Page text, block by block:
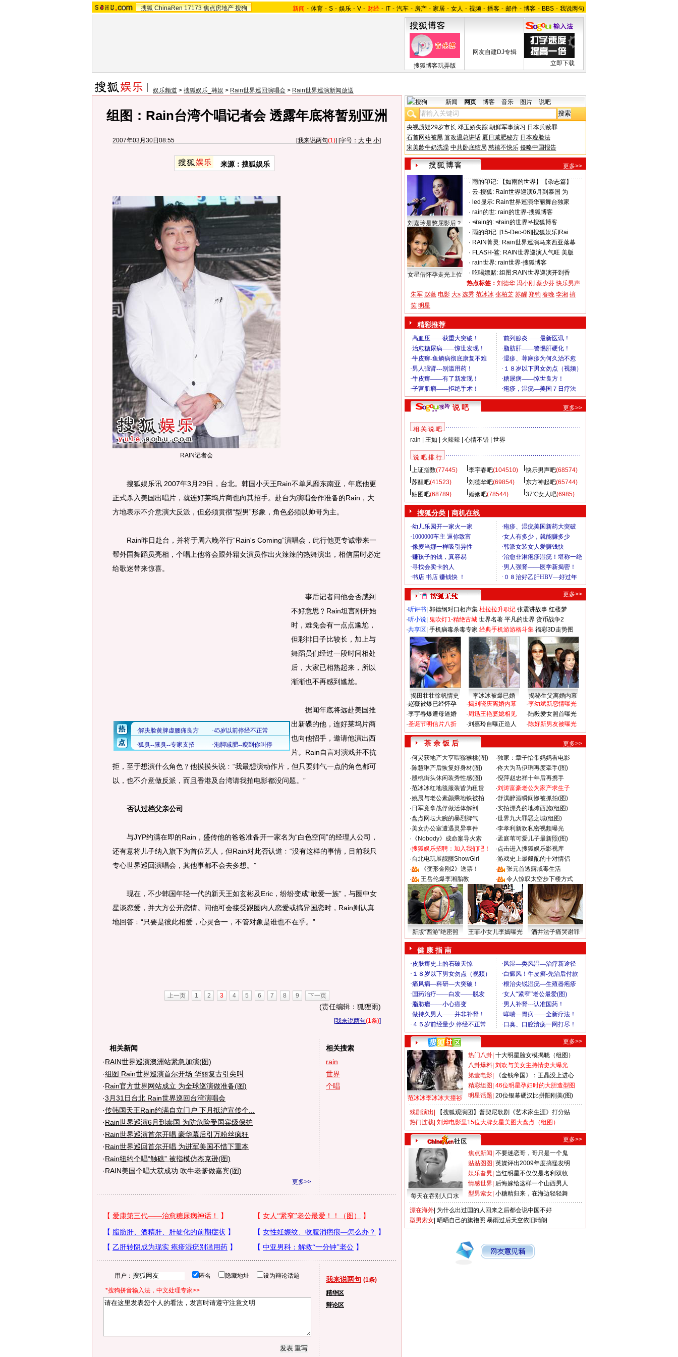
搜狐 ChinaRen 17173 焦点房地产 搜狗 新闻 - 体育 - S - 娱乐 - V - 财经 - IT - 汽车 - 房产 - 家居 - 女人 - 视频 - 播客 - 邮件 - 博客 - BBS - 我说两句
搜狐博客玩弄版
网友自建DJ专辑
立即下载
娱乐频道 > 搜狐娱乐_韩娱 > Rain世界巡回演唱会 > Rain世界巡演新闻放送
组图：Rain台湾个唱记者会 透露年底将暂别亚洲
2007年03月30日08:55 [我来说两句(1)] [字号： 大 中 小]
来源：搜狐娱乐
RAIN记者会
搜狐娱乐讯 2007年3月29日，台北。韩国小天王Rain不单风靡东南亚，年底他更
正式杀入美国出唱片，就连好莱坞片商也向其招手。赴台为演唱会作准备的Rain，大
方地表示不介意演大反派，但必须贯彻“型男”形象，角色必须以帅哥为主。
Rain昨日赴台，并将于周六晚举行“Rain's Coming”演唱会，此行他更专诚带来一
帮外国舞蹈员亮相，个唱上他将会跟外籍女演员作出火辣辣的热舞演出，相信届时必定
给歌迷带来惊喜。
事后记者问他会否感到
不好意思﹖Rain坦言刚开始
时，难免会有一点点尴尬，
但彩排日子比较长，加上与
舞蹈员们经过一段时间相处
后，大家已相熟起来，所以
渐渐也不再感到尴尬。
据闻年底将远赴美国推
出新碟的他，连好莱坞片商
也向他招手，邀请他演出西
片。Rain自言对演戏并不抗
拒，至于想演什么角色﹖他摸摸头说﹕“我最想演动作片，但只要帅气一点的角色都可
以，也不介意做反派，而且香港及台湾请我拍电影都没问题。”
否认过档父亲公司
与JYP约满在即的Rain，盛传他的爸爸准备开一家名为“白色空间”的经理人公司，
还有意将儿子纳入旗下为首位艺人，但Rain对此否认道﹕“没有这样的事情，目前我只
专心世界巡回演唱会，其他事都不会去多想。”
现在，不少韩国年轻一代的新天王如玄彬及Eric，纷纷变成“敢爱一族”，与圈中女
星谈恋爱，并大方公开恋情。问他可会接受跟圈内人恋爱或搞异国恋时，Rain则认真
地回答﹕“只要是彼此相爱，心灵合一，不管对象是谁也不在乎。”
上一页 1 2 3 4 5 6 7 8 9 下一页
(责任编辑：狐狸雨)
[我来说两句(1条)]
相关新闻
·RAIN世界巡演澳洲站紧急加演(图)
·组图:Rain世界巡演首尔开场 华丽复古引尖叫
·Rain官方世界网站成立 为全球巡演做准备(图)
·3月31日台北 Rain世界巡回台湾演唱会
·传韩国天王Rain约满自立门户 下月抵沪宣传个...
·Rain世界巡演6月到泰国 为防危险受国宾级保护
·Rain世界巡演首尔开唱 豪华幕后引万粉丝疯狂
·Rain世界巡回首尔开唱 为进军美国不惜下重本
·Rain纽约个唱“触礁” 被指模仿杰克逊(图)
·RAIN美国个唱大获成功 吹牛老爹做嘉宾(图)
更多>>
相关搜索
rain
世界
个唱
用户： 匿名 隐藏地址 设为辩论话题
*搜狗拼音输入法，中文处理专家>>
我来说两句 (1条)
精华区
辩论区
新闻 网页 博客 音乐 图片 说吧
央视质疑29岁市长 邓玉娇失踪 朝鲜军事演习 日本兵赎罪
石首网站被黑 篡改温总讲话 夏日减肥秘方 日本瘦脸法
宋美龄牛奶洗澡 中共卧底结局 慈禧不快乐 侵略中国报告
更多>>
刘嘉玲是憋屈影后？
女星借怀孕走光上位
· 雨的印记:
【如雨的世界】【杂志篇】
· 云-搜狐: Rain世界巡演6月到泰国 为
· led显示: Rain世界巡演华丽舞台独家
· rain的世: rain的世界-搜狐博客
· ≮rain的: ≮rain的世界≯-搜狐博客
· 雨的印记: [15-Dec-06][搜狐娱乐]Rai
· RAIN菁灵: Rain世界巡演马来西亚落幕
· FLASH-鲨: RAIN世界巡演人气旺 美版
· rain世界: rain世界-搜狐博客
· 吃喝嫖赌: 组图:RAIN世界巡演开到香
热点标签： 刘德华 冯小刚 蔡少芬 快乐男声
朱军 赵薇 电影 大s 选秀 范冰冰 张柏芝 苏醒 郑钧 春晚 李湘 搞
笑 明星
精彩推荐
说 吧 更多>>
相 关 说 吧
rain
王如 火辣辣 心情不错| 世界
说 吧 排 行
上证指数(77445) 李宇春吧(104510) 快乐男声吧(68574)
苏醒吧(41523) 刘德华吧(69854) 东方神起吧(65744)
贴图吧(68789) 婚姻吧(78544) 37℃女人吧(6985)
搜狐分类 | 商机在线
更多>>
·听评书 郭德纲对口相声集 杜拉拉升职记 张震讲故事 红楼梦
·听小说 鬼吹灯1-精绝古城 世界名著 平凡的世界 货币战争2
·共享区 手机病毒杀毒专家 经典手机游游格斗集 福彩3D走势图
揭田壮壮徐帆情史 李冰冰被爆已婚
揭秘生父离婚内幕
·赵薇被爆已经怀孕
·李宇春爆遭母逼婚
·圣诞节明信片八折
·揭刘晓庆离婚内幕
·周迅王艳婆媳相见
·刘嘉玲自曝正造人
·李幼斌新恋情曝光
·陆毅爱女照首曝光
·陈好新男友被曝光
茶 余 饭 后
更多>>
·何炅获地产大亨喂猕猴桃(图) ·独家：章子怡带妈妈看电影
·陈慧琳产后恢复好身材(图) ·佟大为马伊琍再度牵手(图)
·殷桃街头休闲装秀性感(图) ·倪萍赵忠祥十年后再携手
·范冰冰红地毯服装皆为租赁 ·刘涛富豪老公为家产求生子
·姚晨与老公素颜乘地铁被拍 ·舒淇醉酒瞬间惨被抓拍(图)
· 日军竟拿战俘做活体解剖 ·实拍漂亮的地摊西施(组图)
·盘点网坛大腕的暴烈脾气 ·世界九大罪恶之城(组图)
·美女办公室遭遇灵异事件 ·李孝利新欢私密视频曝光
· 《Nobody》成命案导火索 ·孟庭苇可爱儿子最新照(图)
·搜狐娱乐招聘：加入我们吧！ ·点击进入搜狐娱乐影视库
·台北电玩展靓丽ShowGirl ·游戏史上最般配的十对情侣
·
《变形金刚2》送票！ ·
张元首透露戒毒生活
·
王岳伦爆李湘胎教 · 令人惊叹太空步下楼方式
新版“西游”绝密照 王菲小女儿李嫣曝光 酒井法子痛哭谢罪
健 康 指 南
更多>>
范冰冰李冰冰大撞衫
热门八卦 十大明星脸女模揭晓（组图）
八卦爆料 刘欢与美女主持情史大曝光
第壹电影
《金钱帝国》：王晶没上进心
精彩组图 46位明星孕妇时的大胆造型图
明星话题 20位银幕硬汉比拼阳刚美(图)
戏剧演出
【搜狐观演团】普契尼歌剧《艺术家生涯》打分贴
热门连载 刘烨电影里15位大牌女星美图大盘点（组图）
更多>>
每天在吞别人口水
焦点新闻 不要迷恋哥，哥只是一个鬼
贴贴图图 英媒评出2009年度搞怪发明
娱乐旮旯 当红明星不仅仅是名利双收
情感世界 后悔嫁给这样一个山西男人
型男索女 小糖精归来，在海边轻轻舞
漂在海外 为什么出过国的人回来之后都会说中国不好
型男索女 晒晒自己的旗袍照 暴雨过后天空依旧晴朗